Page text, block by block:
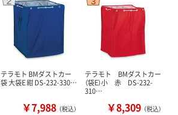
テラモト BMダストカー
袋 大袋E 紺 DS-232-330…
￥7,988 （税込）
テラモト BMダストカー
（袋E）小 赤 DS-232-
310…
￥8,309 （税込）